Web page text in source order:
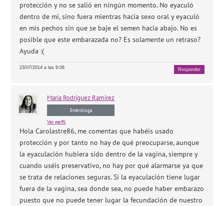
protección y no se salió en ningún momento. No eyaculó
dentro de mi, sino fuera mientras hacia sexo oral y eyaculó
en mis pechos sin que se baje el semen hacia abajo. No es
posible que este embarazada no? Es solamente un retraso?
Ayuda :(
23/07/2014 a las 9:06 Responder
María Rodríguez Ramírez
Embrióloga
Ver perfil
Hola Carolastre86, me comentas que habéis usado
protección y por tanto no hay de qué preocuparse, aunque
la eyaculación hubiera sido dentro de la vagina, siempre y
cuando uséis preservativo, no hay por qué alarmarse ya que
se trata de relaciones seguras. Si la eyaculación tiene lugar
fuera de la vagina, sea donde sea, no puede haber embarazo
puesto que no puede tener lugar la fecundación de nuestro